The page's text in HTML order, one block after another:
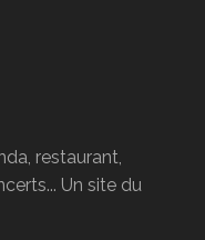
restaurant,
Un site du